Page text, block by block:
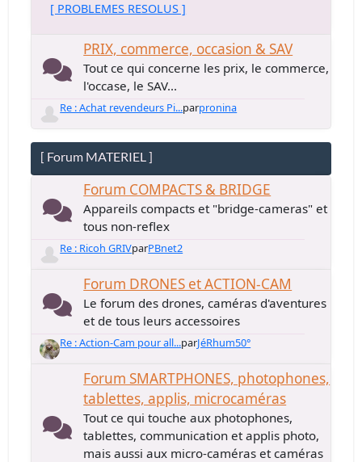
[ PROBLEMES RESOLUS ]
PRIX, commerce, occasion & SAV
Tout ce qui concerne les prix, le commerce,
l'occase, le SAV...
Re : Achat revendeurs Pi...parpronina
[ Forum MATERIEL ]
Forum COMPACTS & BRIDGE
Appareils compacts et "bridge-cameras" et
tous non-reflex
Re : Ricoh GRIVparPBnet2
Forum DRONES et ACTION-CAM
Le forum des drones, caméras d'aventures
et de tous leurs accessoires
Re : Action-Cam pour all...parJéRhum50°
Forum SMARTPHONES, photophones,
tablettes, applis, microcaméras
Tout ce qui touche aux photophones,
tablettes, communication et applis photo,
mais aussi aux micro-caméras et caméras